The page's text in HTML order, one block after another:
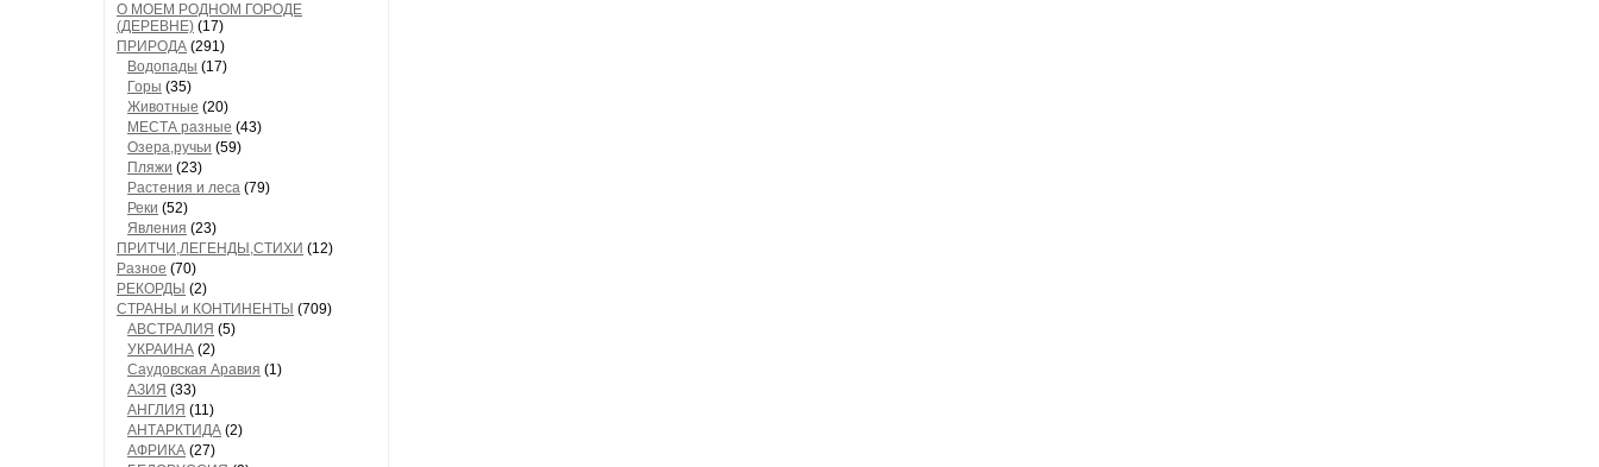
О МОЕМ РОДНОМ ГОРОДЕ
(ДЕРЕВНЕ) (17)
ПРИРОДА (291)
Водопады (17)
Горы (35)
Животные (20)
МЕСТА разные (43)
Озера,ручьи (59)
Пляжи (23)
Растения и леса (79)
Реки (52)
Явления (23)
ПРИТЧИ,ЛЕГЕНДЫ,СТИХИ (12)
Разное (70)
РЕКОРДЫ (2)
СТРАНЫ и КОНТИНЕНТЫ (709)
АВСТРАЛИЯ (5)
УКРАИНА (2)
Саудовская Аравия (1)
АЗИЯ (33)
АНГЛИЯ (11)
АНТАРКТИДА (2)
АФРИКА (27)